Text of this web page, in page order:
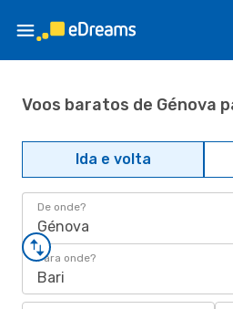
Voos baratos de Génova
Ida e volta
De onde?
Génova
Para onde?
Bari